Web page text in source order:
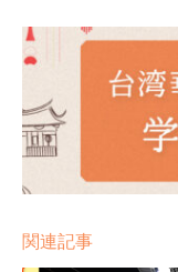
関連記事